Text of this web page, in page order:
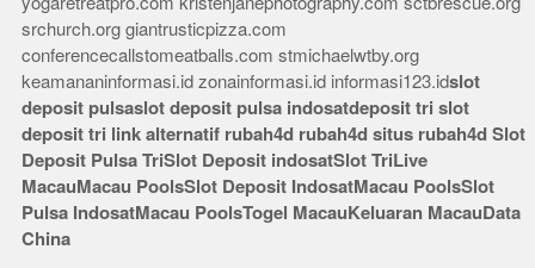
srchurch.org giantrusticpizza.com
conferencecallstomeatballs.com stmichaelwtby.org
keamananinformasi.id zonainformasi.id informasi123.idslot
deposit pulsaslot deposit pulsa indosatdeposit tri slot
deposit tri link alternatif rubah4d rubah4d situs rubah4d Slot
Deposit Pulsa TriSlot Deposit indosatSlot TriLive
MacauMacau PoolsSlot Deposit IndosatMacau PoolsSlot
Pulsa IndosatMacau PoolsTogel MacauKeluaran MacauData
China